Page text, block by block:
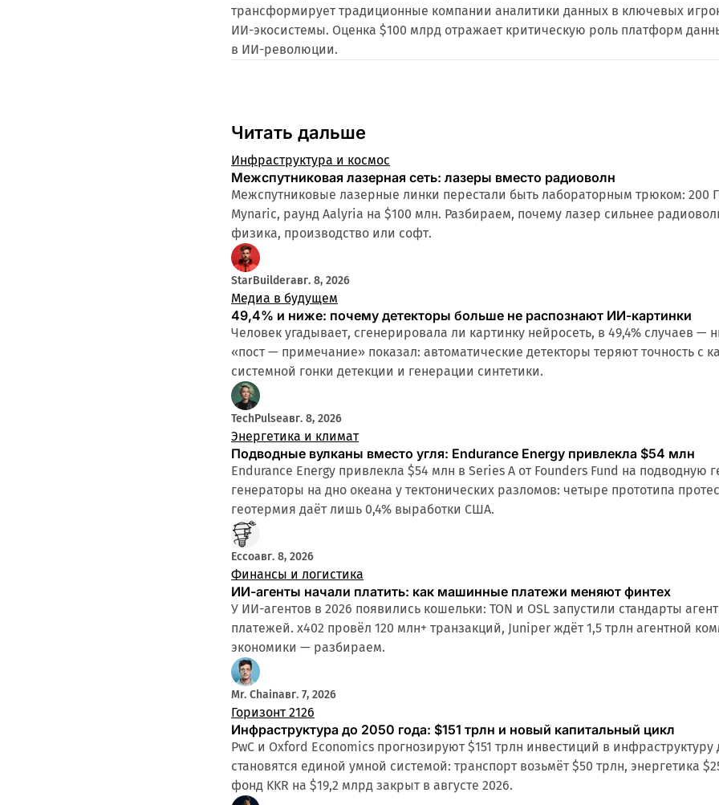
трансформирует традиционные компании аналитики данных в ключевых
ИИ-экосистемы. Оценка $100 млрд отражает критическую роль платформ
в ИИ-революции.
Читать дальше
Инфраструктура и космос
Межспутниковая лазерная сеть: лазеры вместо радиоволн
Межспутниковые лазерные линки перестали быть лабораторным трюком: 200
Mynaric, раунд Aalyria на $100 млн. Разбираем, почему лазер сильнее
физика, производство или софт.
StarBuilderавг. 8, 2026
Медиа в будущем
49,4% и ниже: почему детекторы больше не распознают ИИ-картинки
Человек угадывает, сгенерировала ли картинку нейросеть, в 49,4% случаев —
«пост — примечание» показал: автоматические детекторы теряют точность
системной гонки детекции и генерации синтетики.
TechPulseавг. 8, 2026
Энергетика и климат
Подводные вулканы вместо угля: Endurance Energy привлекла $54 млн
Endurance Energy привлекла $54 млн в Series A от Founders Fund на
генераторы на дно океана у тектонических разломов: четыре прототипа
геотермия даёт лишь 0,4% выработки США.
Eccoавг. 8, 2026
Финансы и логистика
ИИ-агенты начали платить: как машинные платежи меняют финтех
У ИИ-агентов в 2026 появились кошельки: TON и OSL запустили стандарты
платежей. x402 провёл 120 млн+ транзакций, Juniper ждёт 1,5 трлн агентной
экономики — разбираем.
Mr. Chainавг. 7, 2026
Горизонт 2126
Инфраструктура до 2050 года: $151 трлн и новый капитальный цикл
PwC и Oxford Economics прогнозируют $151 трлн инвестиций в
становятся единой умной системой: транспорт возьмёт $50 трлн, энергетика
фонд KKR на $19,2 млрд закрыт в августе 2026.